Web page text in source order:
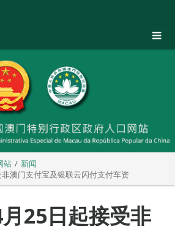
站
新闻
澳门支付宝及银联云闪付支付车资
25日起接受非